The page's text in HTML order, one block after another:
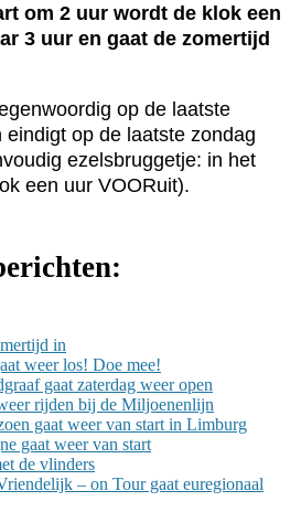
om 2 uur wordt de klok een
3 uur en gaat de zomertijd
op de laatste
op de laatste zondag
ezelsbruggetje: in het
een uur VOORuit).
in
weer los! Doe mee!
gaat zaterdag weer open
rijden bij de Miljoenenlijn
gaat weer van start in Limburg
gaat weer van start
de vlinders
– on Tour gaat eu­re­gi­o­naal